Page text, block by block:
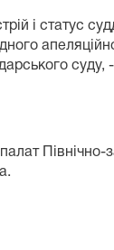
і статус
суду, -